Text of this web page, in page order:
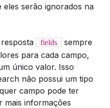
serão ignorados na
fields
sempre
para cada campo,
único valor. Isso
não possui um tipo
campo pode ter
mais informações